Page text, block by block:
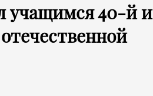
учащимся 40-й и